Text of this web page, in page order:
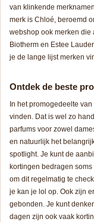
van klinkende
merk is Chloé, beroemd
webshop ook merken
Biotherm en Estee
je de lange lijst merken
Ontdek de beste
In het promogedeelte
vinden. Dat is wel zo
parfums voor zowel
en natuurlijk het
spotlight. Je kunt de
kortingen bedragen
om dit regelmatig te
je kan je lol op. Ook zijn
gebonden. Je kunt
dagen zijn ook vaak